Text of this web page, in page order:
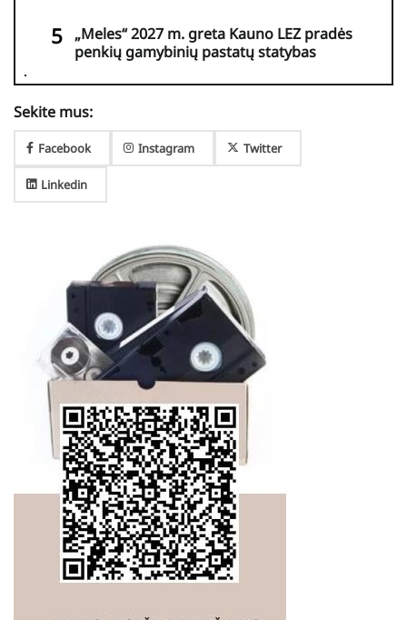
„Meles“ 2027 m. greta Kauno LEZ pradės
penkių gamybinių pastatų statybas
Sekite mus:
Facebook Instagram Twitter
Linkedin